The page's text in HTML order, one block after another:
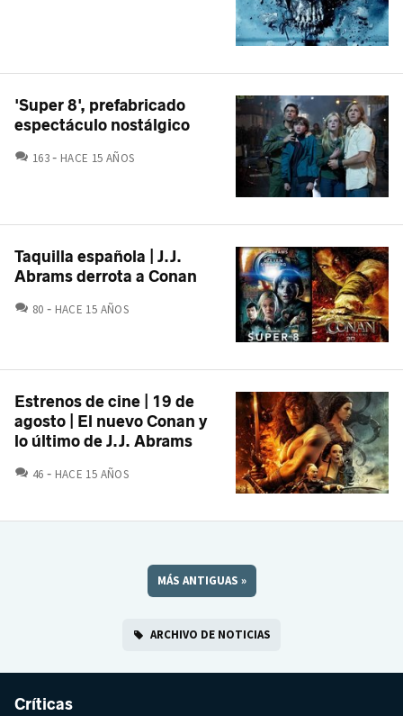
'Super 8', prefabricado
espectáculo nostálgico
163COMENTARIOS
HACE 15 AÑOS
Taquilla española | J.J.
Abrams derrota a Conan
80 COMENTARIOS
HACE 15 AÑOS
Estrenos de cine | 19 de
agosto | El nuevo Conan y
lo último de J.J. Abrams
46 COMENTARIOS
HACE 15 AÑOS
MÁS ANTIGUAS »
ARCHIVO DE NOTICIAS
Críticas